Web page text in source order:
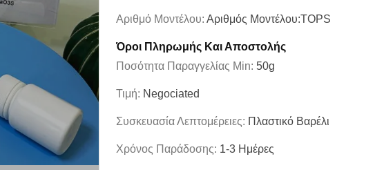
Αριθμό Μοντέλου: Αριθμός Μοντέλου:TOPS
Όροι Πληρωμής Και Αποστολής
Ποσότητα Παραγγελίας Min: 50g
Τιμή: Negociated
Συσκευασία Λεπτομέρειες: Πλαστικό Βαρέλι
Χρόνος Παράδοσης: 1-3 Ημέρες